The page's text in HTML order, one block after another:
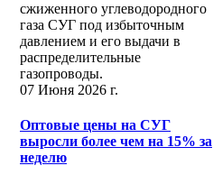
сжиженного углеводородного
газа СУГ под избыточным
давлением и его выдачи в
распределительные
газопроводы.
07 Июня 2026 г.
Оптовые цены на СУГ
выросли более чем на 15% за
неделю